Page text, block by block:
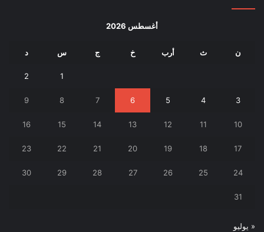
أغسطس 2026
ن ث أرب خ ج س د
1
2
3
4
5
6
7
8
9
10
11
12
13
14
15
16
17
18
19
20
21
22
23
24
25
26
27
28
29
30
31
« يوليو